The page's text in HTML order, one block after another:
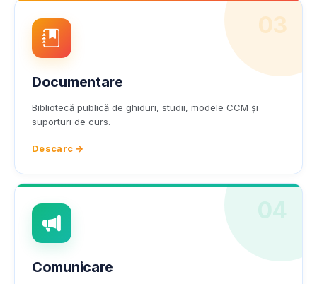
03
Documentare
Bibliotecă publică de ghiduri, studii, modele CCM și
suporturi de curs.
Descarc →
04
Comunicare